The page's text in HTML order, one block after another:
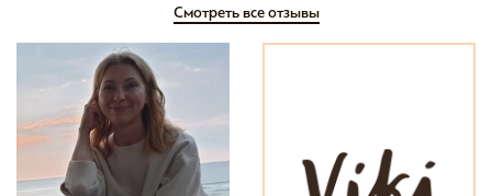
Смотреть все отзывы